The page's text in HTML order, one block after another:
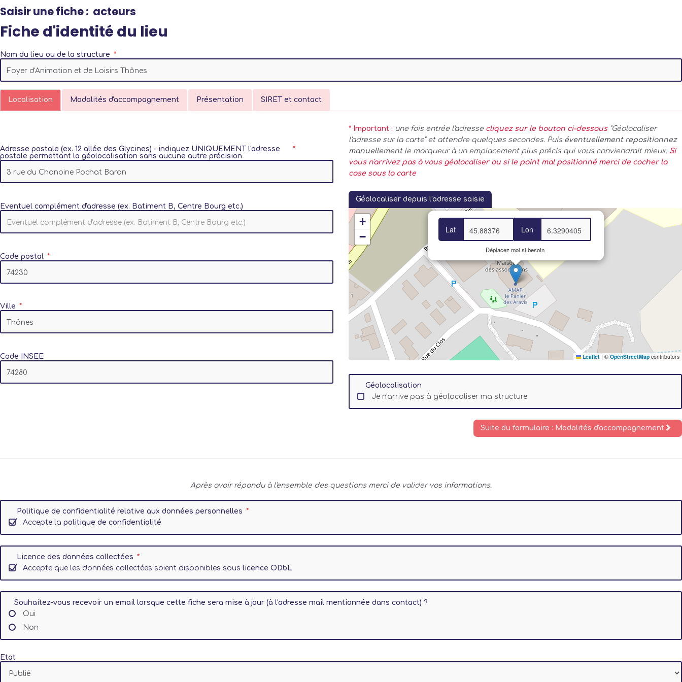
Saisir une fiche : acteurs
Fiche d'identité du lieu
Nom du lieu ou de la structure
Localisation Modalités d'accompagnement Présentation SIRET et contact
Adresse postale (ex. 12 allée des Glycines) - indiquez UNIQUEMENT l'adresse
postale permettant la géolocalisation sans aucune autre précision
Eventuel complément d'adresse (ex. Batiment B, Centre Bourg etc.)
Code postal
Ville
Code INSEE
* Important : une fois entrée l'adresse cliquez sur le bouton ci-dessous"Géolocaliser
l'adresse sur la carte" et attendre quelques secondes. Puis éventuellement repositionnez
manuellementle marqueur à un emplacement plus précis qui vous conviendrait mieux. Si
vous n'arrivez pas à vous géolocaliser ou si le point mal positionné merci de cocher la
case sous la carte
Géolocaliser depuis l'adresse saisie
Lat Lon
Déplacez moi si besoin
+
−
Leaflet | © OpenStreetMap contributors
Géolocalisation
Je n'arrive pas à géolocaliser ma structure
Suite du formulaire : Modalités d'accompagnement
Après avoir répondu à l'ensemble des questions merci de valider vos informations.
Politique de confidentialité relative aux données personnelles
Accepte la politique de confidentialité
Licence des données collectées
Accepte que les données collectées soient disponibles sous licence ODbL
Souhaitez-vous recevoir un email lorsque cette fiche sera mise à jour (à l'adresse mail mentionnée dans contact) ?
Oui
Non
Etat